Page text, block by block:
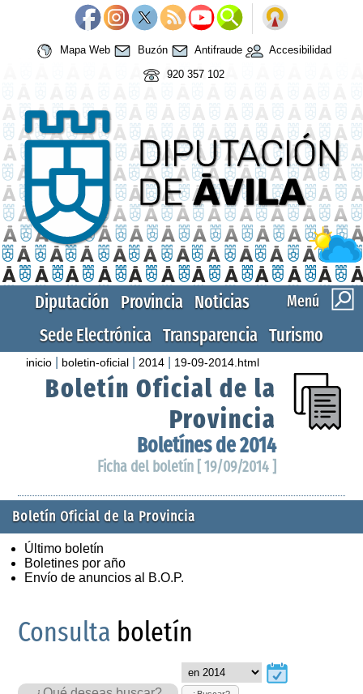
Mapa Web Buzón Antifraude
Accesibilidad
920 357 102
Menú
Diputación Provincia Noticias
Sede Electrónica Transparencia Turismo
inicio boletin-oficial 2014 19-09-2014.html
Boletín Oficial de la
Provincia
Boletínes de 2014
Ficha del boletín [ 19/09/2014 ]
Boletín Oficial de la Provincia
Último boletín
Boletines por año
Envío de anuncios al B.O.P.
Consulta boletín